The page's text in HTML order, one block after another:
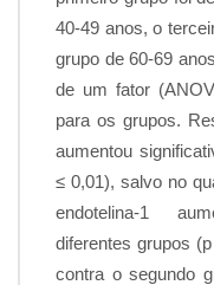
40-49 anos, o
grupo de 60-69
de um fator
para os grupos.
aumentou
≤ 0,01), salvo no
endotelina-1
diferentes grupos
contra o segundo